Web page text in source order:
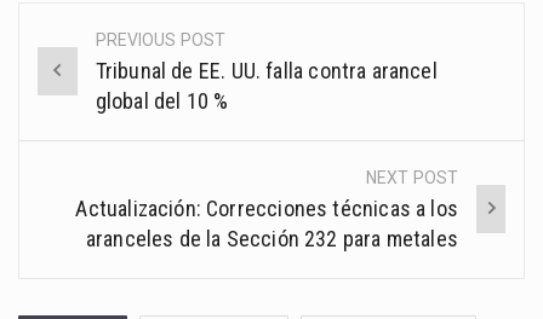
Post
navigation
PREVIOUS POST
Tribunal de EE. UU. falla contra arancel
global del 10 %
NEXT POST
Actualización: Correcciones técnicas a los
aranceles de la Sección 232 para metales